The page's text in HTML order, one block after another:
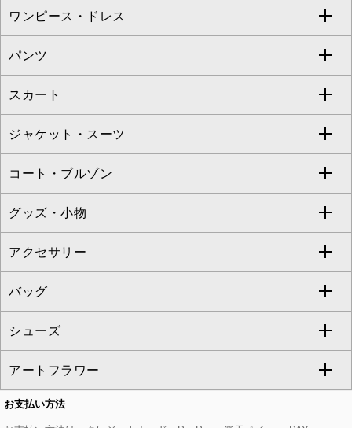
eur3
すべてのトップス
カットソー・Tシャツ
ブラウス・シャツ
ニット・セーター
カーディガン
アンサンブルセット
ベスト・ジレ
パーカー
タンクトップ・キャミソール
スウェット・ジャージー
その他のトップス
ワンピース・ドレス
すべてのワンピース・ドレス
ワンピース
ドレス
チュニック
ジャンパースカート
その他のワンピース・ドレス
パンツ
すべてのパンツ
フルレングスパンツ
クロップド・半端丈パンツ
ガウチョ・ワイドパンツ
ハーフ・ショート丈パンツ
サロペット・オールインワン
その他のパンツ
スカート
すべてのスカート
ロング・マキシ丈スカート
ひざ丈スカート
ミモレ丈スカート
ショート・ミニ丈スカート
その他のスカート
ジャケット・スーツ
すべてのジャケット・スーツ
テーラードジャケット
ノーカラージャケット
セットアップ
セットアップジャケット
セットアップパンツ
セットアップスカート
コート・ブルゾン
すべてのコート・ブルゾン
トレンチコート
ピーコート
ダッフルコート
チェスターコート
モッズコート
グッズ・小物
すべてのグッズ・小物
マスク
ストール・マフラー・スヌード
ベルト・サスペンダー
帽子
アクセサリー
すべてのアクセサリー
ネックレス
ピアス・イヤリング
ブレスレット・バングル
バッグ
すべてのバッグ
トートバッグ
ショルダーバッグ
シューズ
すべてのシューズ
パンプス
アートフラワー
すべてのアートフラワー
お支払い方法